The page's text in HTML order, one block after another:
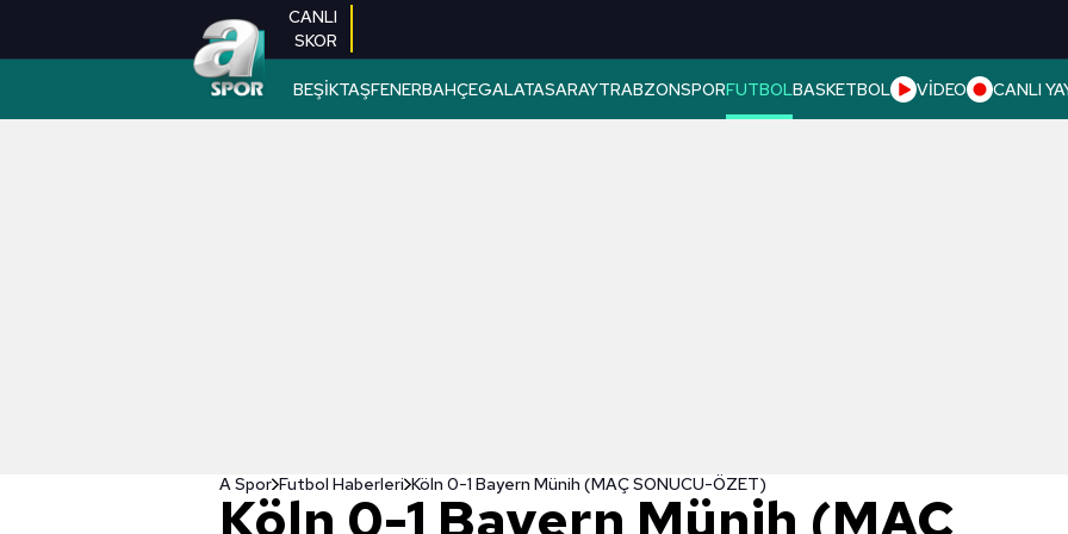
CANLI
SKOR
BEŞİKTAŞFENERBAHÇEGALATASARAYTRABZONSPORFUTBOLBASKETBOL VİDEO CANLI
A Spor Futbol Haberleri Köln 0-1 Bayern Münih (MAÇ SONUCU-ÖZET)
Köln 0-1 Bayern Münih (MAÇ